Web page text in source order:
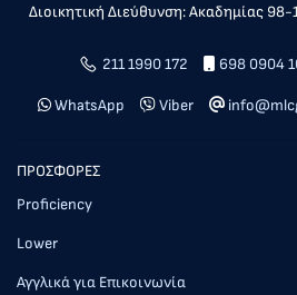
Διοικητική Διεύθυνση: Ακαδημίας
211 1990 172 698 0904
WhatsApp Viber
ΠΡΟΣΦΟΡΕΣ
Proficiency
Lower
Αγγλικά για Επικοινωνία